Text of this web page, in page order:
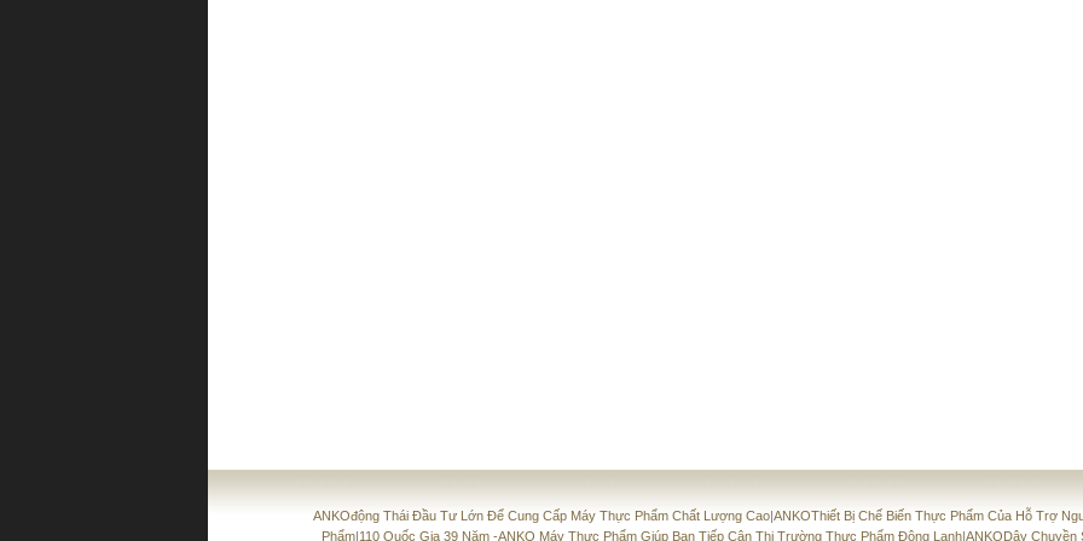
ANKOđộng Thái Đầu Tư Lớn Để Cung Cấp Máy Thực Phẩm Chất Lượng Cao|ANKOThiết Bị Chế Biến Thực Phẩm Của Hỗ Trợ
Phẩm|110 Quốc Gia 39 Năm -ANKO Máy Thực Phẩm Giúp Bạn Tiếp Cận Thị Trường Thực Phẩm Đông Lạnh|ANKODây Chuyền